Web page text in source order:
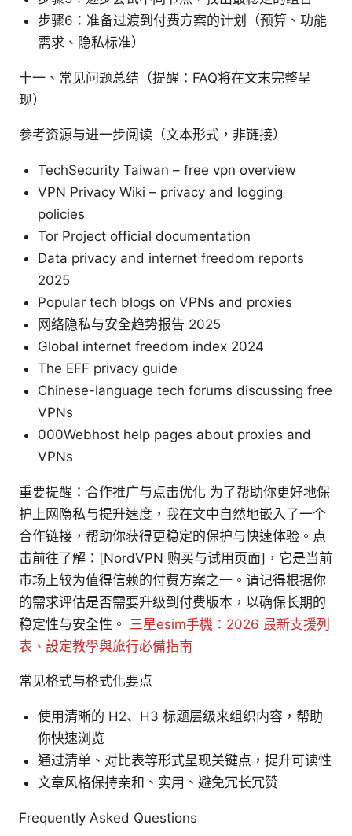
步骤6：准备过渡到付费方案的计划（预算、功能
需求、隐私标准）
十一、常见问题总结（提醒：FAQ将在文末完整呈
现）
参考资源与进一步阅读（文本形式，非链接）
TechSecurity Taiwan – free vpn overview
VPN Privacy Wiki – privacy and logging
policies
Tor Project official documentation
Data privacy and internet freedom reports
2025
Popular tech blogs on VPNs and proxies
网络隐私与安全趋势报告 2025
Global internet freedom index 2024
The EFF privacy guide
Chinese-language tech forums discussing free
VPNs
000Webhost help pages about proxies and
VPNs
重要提醒：合作推广与点击优化 为了帮助你更好地保
护上网隐私与提升速度，我在文中自然地嵌入了一个
合作链接，帮助你获得更稳定的保护与快速体验。点
击前往了解：[NordVPN 购买与试用页面]，它是当前
市场上较为值得信赖的付费方案之一。请记得根据你
的需求评估是否需要升级到付费版本，以确保长期的
稳定性与安全性。 三星esim手機：2026 最新支援列
表、設定教學與旅行必備指南
常见格式与格式化要点
使用清晰的 H2、H3 标题层级来组织内容，帮助
你快速浏览
通过清单、对比表等形式呈现关键点，提升可读性
文章风格保持亲和、实用、避免冗长冗赞
Frequently Asked Questions